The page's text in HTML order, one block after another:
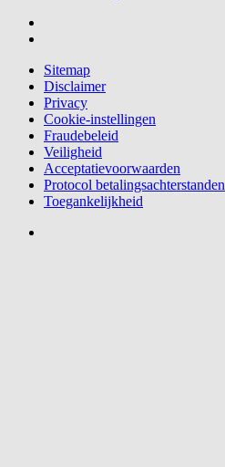
Sitemap
Disclaimer
Privacy
Cookie-instellingen
Fraudebeleid
Veiligheid
Acceptatievoorwaarden
Protocol betalingsachterstanden
Toegankelijkheid